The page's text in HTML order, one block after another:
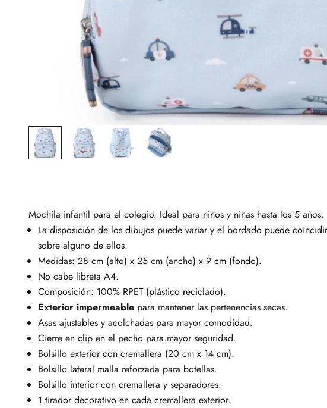
Mochila infantil para el colegio. Ideal para niños y niñas hasta los 5 años.
La disposición de los dibujos puede variar y el bordado puede
sobre alguno de ellos.
Medidas: 28 cm (alto) x 25 cm (ancho) x 9 cm (fondo).
No cabe libreta A4.
Composición: 100% RPET (plástico reciclado).
Exterior impermeable para mantener las pertenencias secas.
Asas ajustables y acolchadas para mayor comodidad.
Cierre en clip en el pecho para mayor seguridad.
Bolsillo exterior con cremallera (20 cm x 14 cm).
Bolsillo lateral malla reforzada para botellas.
Bolsillo interior con cremallera y separadores.
1 tirador decorativo en cada cremallera exterior.